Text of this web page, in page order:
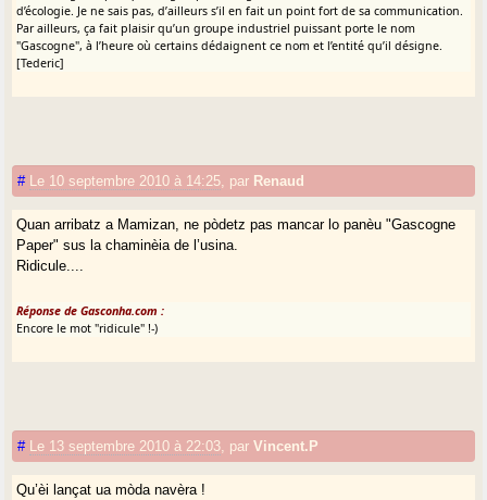
d’écologie. Je ne sais pas, d’ailleurs s’il en fait un point fort de sa communication.
Par ailleurs, ça fait plaisir qu’un groupe industriel puissant porte le nom
"Gascogne", à l’heure où certains dédaignent ce nom et l’entité qu’il désigne.
[Tederic]
# Le 10 septembre 2010 à 14:25 par Renaud
Quan arribatz a Mamizan, ne pòdetz pas mancar lo panèu "Gascogne
Paper" sus la chaminèia de l’usina.
Ridicule....
Réponse de Gasconha.com :
Encore le mot "ridicule" !-)
# Le 13 septembre 2010 à 22:03 parVincent.P
Qu’èi lançat ua mòda navèra !